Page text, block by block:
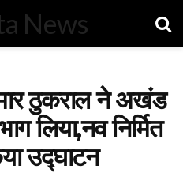
ठुकराल ने अखंड
लिया,नव निर्मित
उद्घाटन